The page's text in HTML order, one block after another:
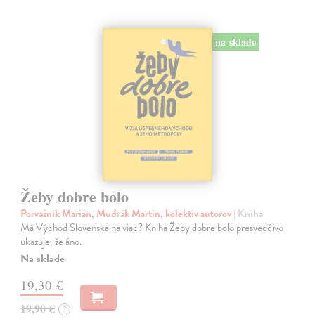
na sklade
Žeby dobre bolo
Porvažník Marián, Mudrák Martin, kolektív autorov| Kniha
Má Východ Slovenska na viac? Kniha Žeby dobre bolo presvedčivo
ukazuje, že áno.
Na sklade
19,30 €
19,90 € ?